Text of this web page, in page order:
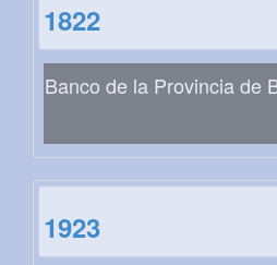
1822
Banco de la Provincia de
1923